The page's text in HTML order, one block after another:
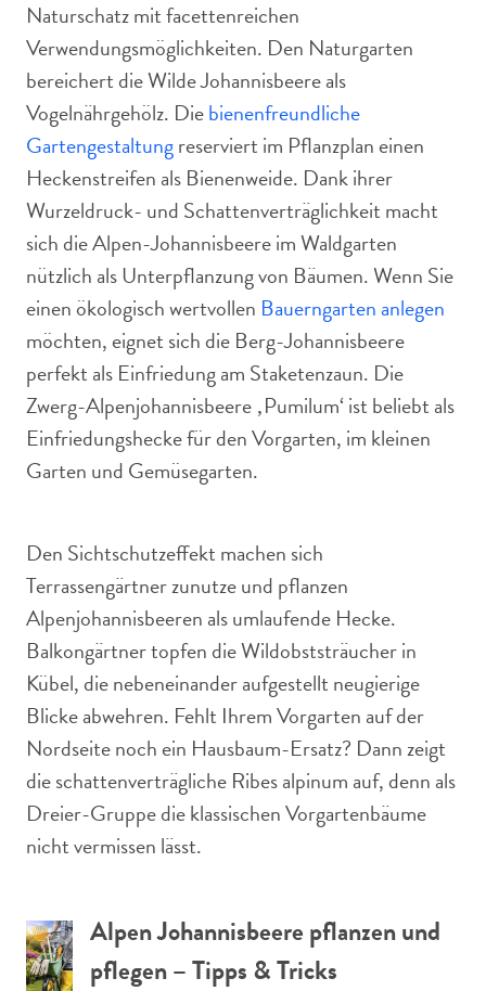
Naturschatz mit facettenreichen
Verwendungsmöglichkeiten. Den Naturgarten
bereichert die Wilde Johannisbeere als
Vogelnährgehölz. Diebienenfreundliche
Gartengestaltungreserviert im Pflanzplan einen
Heckenstreifen als Bienenweide. Dank ihrer
Wurzeldruck- und Schattenverträglichkeit macht
sich die Alpen-Johannisbeere im Waldgarten
nützlich als Unterpflanzung von Bäumen. Wenn Sie
einen ökologisch wertvollen Bauerngarten anlegen
möchten, eignet sich die Berg-Johannisbeere
perfekt als Einfriedung am Staketenzaun. Die
Zwerg-Alpenjohannisbeere ‚Pumilum‘ ist beliebt als
Einfriedungshecke für den Vorgarten, im kleinen
Garten und Gemüsegarten.
Den Sichtschutzeffekt machen sich
Terrassengärtner zunutze und pflanzen
Alpenjohannisbeeren als umlaufende Hecke.
Balkongärtner topfen die Wildobststräucher in
Kübel, die nebeneinander aufgestellt neugierige
Blicke abwehren. Fehlt Ihrem Vorgarten auf der
Nordseite noch ein Hausbaum-Ersatz? Dann zeigt
die schattenverträgliche Ribes alpinum auf, denn als
Dreier-Gruppe die klassischen Vorgartenbäume
nicht vermissen lässt.
Alpen Johannisbeere pflanzen und
pflegen – Tipps & Tricks